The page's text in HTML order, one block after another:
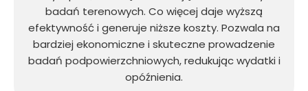
badań terenowych. Co więcej daje wyższą
efektywność i generuje niższe koszty. Pozwala na
bardziej ekonomiczne i skuteczne prowadzenie
badań podpowierzchniowych, redukując wydatki i
opóźnienia.